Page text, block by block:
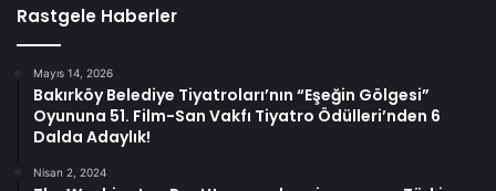
Rastgele Haberler
Mayıs 14, 2026
Bakırköy Belediye Tiyatroları’nın “Eşeğin Gölgesi”
Oyununa 51. Film-San Vakfı Tiyatro Ödülleri’nden 6
Dalda Adaylık!
Nisan 2, 2024